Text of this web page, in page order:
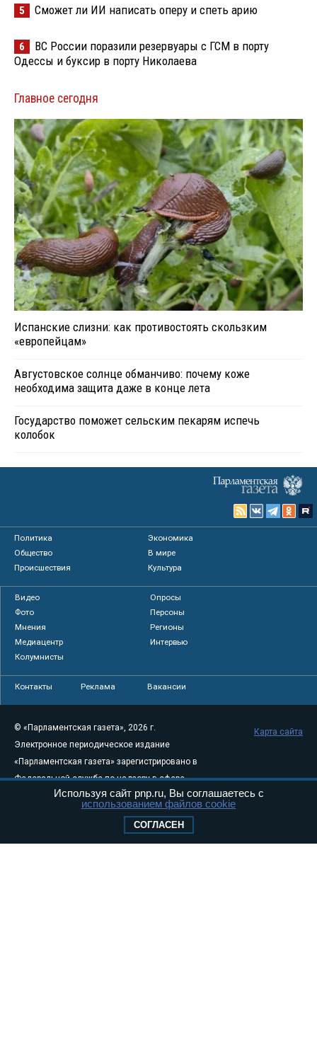
5 Сможет ли ИИ написать оперу и спеть арию
6
ВС России поразили резервуары с ГСМ в порту
Одессы и буксир в порту Николаева
Главное сегодня
Испанские слизни: как противостоять скользким
«европейцам»
Августовское солнце обманчиво: почему коже
необходима защита даже в конце лета
Государство поможет сельским пекарям испечь
колобок
Политика
Экономика
Общество
В мире
Происшествия
Культура
Видео
Опросы
Фото
Персоны
Мнения
Регионы
Медиацентр
Интервью
Колумнисты
Контакты Реклама Вакансии
© «Парламентская газета», 2026 г.
Электронное периодическое издание
«Парламентская газета» зарегистрировано в
Федеральной службе по надзору в сфере
связи, информационных технологий и
массовых коммуникаций (Роскомнадзор) 05
Свидетельство о регистрации Эл № ФС77-
Карта сайта
Используя сайт pnp.ru, Вы соглашаетесь с
использованием файлов cookie
СОГЛАСЕН